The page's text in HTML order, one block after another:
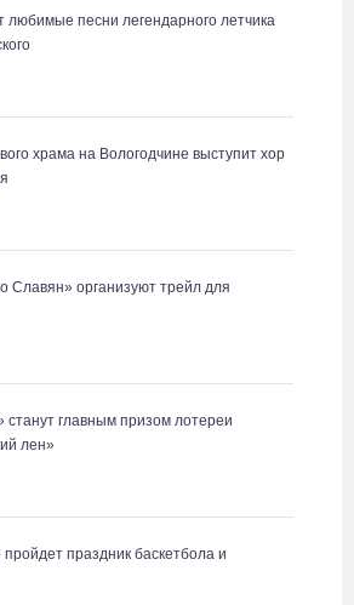
любимые песни легендарного летчика
храма на Вологодчине выступит хор
Славян» организуют трейл для
станут главным призом лотереи
лен»
пройдет праздник баскетбола и